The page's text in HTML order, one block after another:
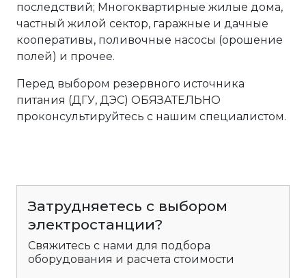
последствий; Многоквартирные жилые дома,
частный жилой сектор, гаражные и дачные
кооперативы, поливочные насосы (орошение
полей) и прочее.
Перед выбором резервного источника
питания (ДГУ, ДЭС) ОБЯЗАТЕЛЬНО
проконсультируйтесь с нашим специалистом.
Затрудняетесь с выбором
электростанции?
Свяжитесь с нами для подбора
оборудования и расчета стоимости